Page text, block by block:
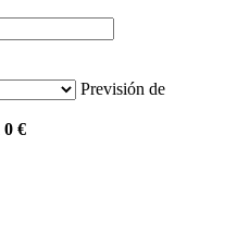
Previsión de
0 €